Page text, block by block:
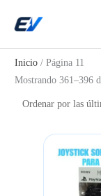
Inicio / Página 11
Mostrando 361–396